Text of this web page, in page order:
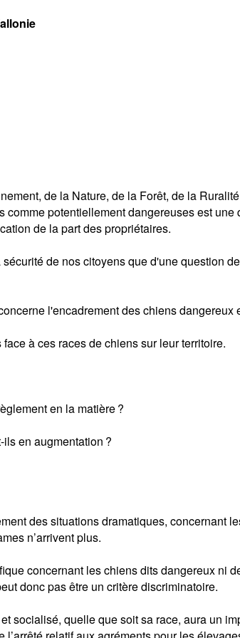
de la Nature, de la Forêt, de la
potentiellement dangereuses est
de la part des propriétaires.
de nos citoyens que d'une question
l'encadrement des chiens
à ces races de chiens sur leur territoire.
en la matière ?
en augmentation ?
des situations dramatiques, concernant
n’arrivent plus.
concernant les chiens dits dangereux ni
donc pas être un critère discriminatoire.
socialisé, quelle que soit sa race, aura un